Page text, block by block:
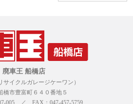
廃車王 船橋店
サイクルガレージケーワン）
橋市豊富町６４０番地５
005 ／ FAX：047-457-5759